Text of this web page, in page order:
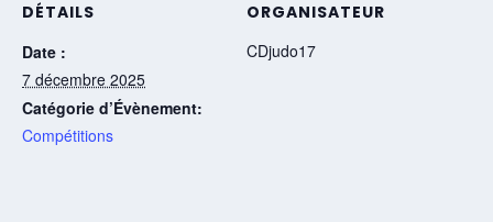
DÉTAILS
Date :
7 décembre 2025
Catégorie d’Évènement:
Compétitions
ORGANISATEUR
CDjudo17